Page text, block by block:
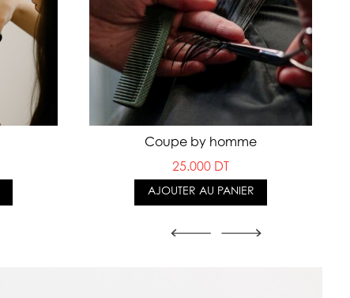
Coupe by homme
25.000 DT
AJOUTER AU PANIER